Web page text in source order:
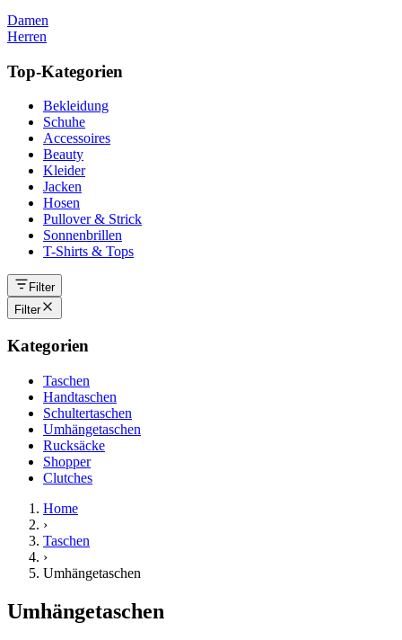
Damen
Herren
Top-Kategorien
Bekleidung
Schuhe
Accessoires
Beauty
Kleider
Jacken
Hosen
Pullover & Strick
Sonnenbrillen
T-Shirts & Tops
Filter
Filter
Kategorien
Taschen
Handtaschen
Schultertaschen
Umhängetaschen
Rucksäcke
Shopper
Clutches
Home
›
Taschen
›
Umhängetaschen
Umhängetaschen